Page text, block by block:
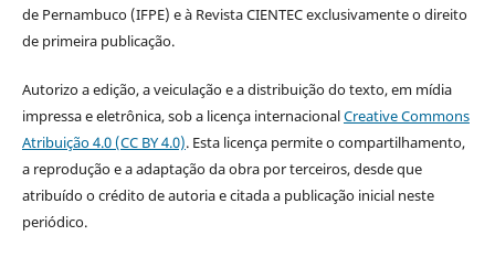
de Pernambuco (IFPE) e à Revista CIENTEC exclusivamente o direito
de primeira publicação.
Autorizo a edição, a veiculação e a distribuição do texto, em mídia
impressa e eletrônica, sob a licença internacionalCreative Commons
Atribuição 4.0 (CC BY 4.0). Esta licença permite o compartilhamento,
a reprodução e a adaptação da obra por terceiros, desde que
atribuído o crédito de autoria e citada a publicação inicial neste
periódico.